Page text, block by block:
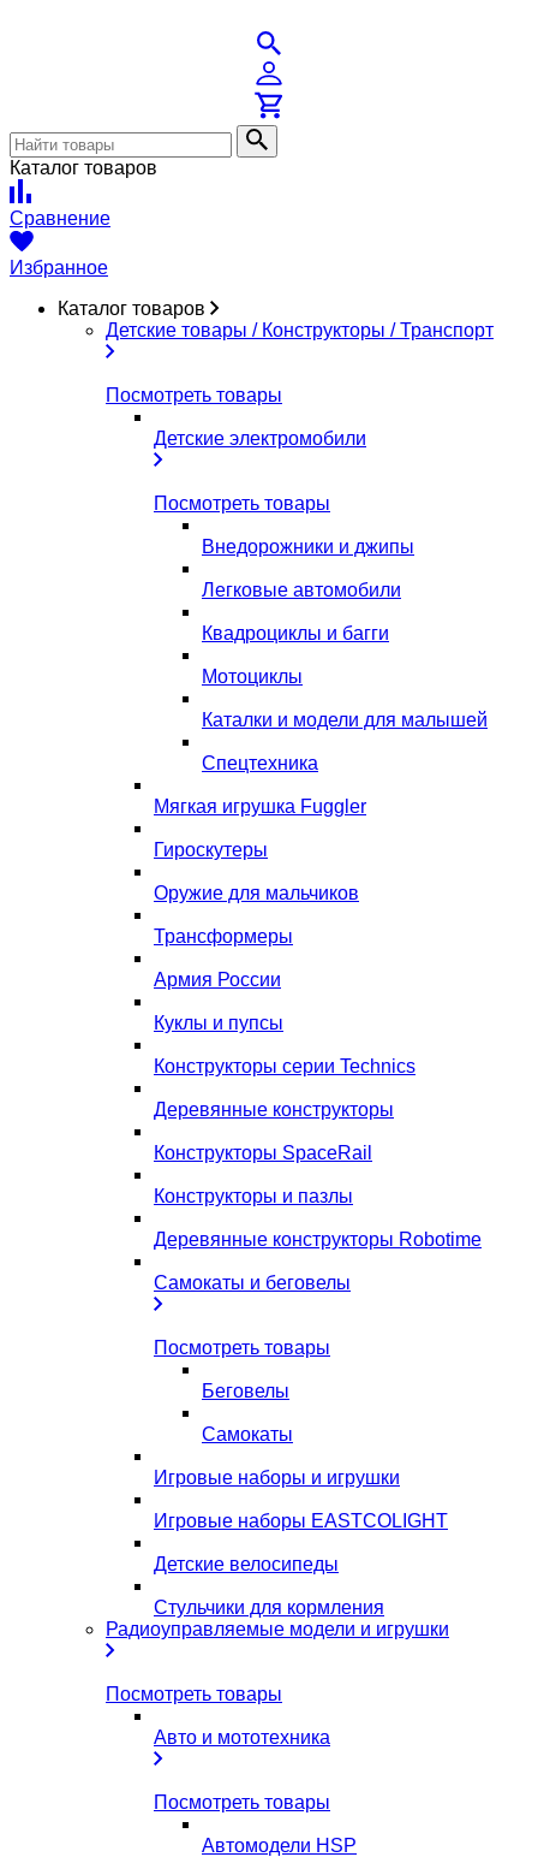
Каталог товаров
Сравнение
Избранное
Каталог товаров
Детские товары / Конструкторы / Транспорт
Посмотреть товары
Детские электромобили
Посмотреть товары
Внедорожники и джипы
Легковые автомобили
Квадроциклы и багги
Мотоциклы
Каталки и модели для малышей
Спецтехника
Мягкая игрушка Fuggler
Гироскутеры
Оружие для мальчиков
Трансформеры
Армия России
Куклы и пупсы
Конструкторы серии Technics
Деревянные конструкторы
Конструкторы SpaceRail
Конструкторы и пазлы
Деревянные конструкторы Robotime
Самокаты и беговелы
Посмотреть товары
Беговелы
Самокаты
Игровые наборы и игрушки
Игровые наборы EASTCOLIGHT
Детские велосипеды
Стульчики для кормления
Радиоуправляемые модели и игрушки
Посмотреть товары
Авто и мототехника
Посмотреть товары
Автомодели HSP